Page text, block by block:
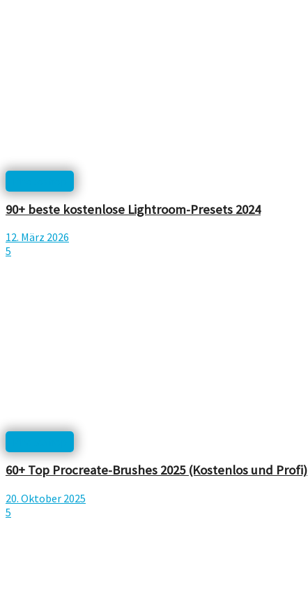
90+ beste kostenlose Lightroom-Presets 2024
12. März 2026
5
60+ Top Procreate-Brushes 2025 (Kostenlos und Profi)
20. Oktober 2025
5